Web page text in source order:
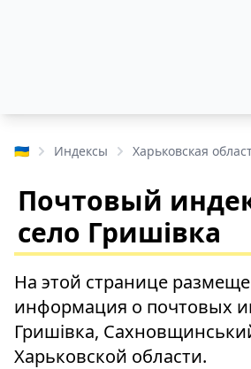
🇺🇦 Индексы Харьковская
Почтовый
село Гришівка
На этой странице
информация о почтовых
Гришівка,
Харьковской области.